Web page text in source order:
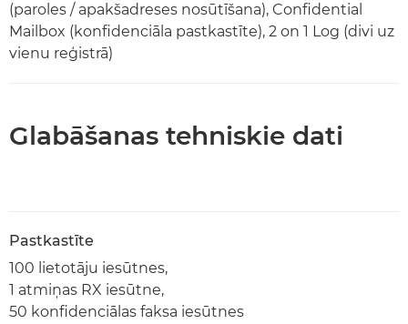
(paroles / apakšadreses nosūtīšana), Confidential
Mailbox (konfidenciāla pastkastīte), 2 on 1 Log (divi uz
vienu reģistrā)
Glabāšanas tehniskie dati
Pastkastīte
100 lietotāju iesūtnes,
1 atmiņas RX iesūtne,
50 konfidenciālas faksa iesūtnes